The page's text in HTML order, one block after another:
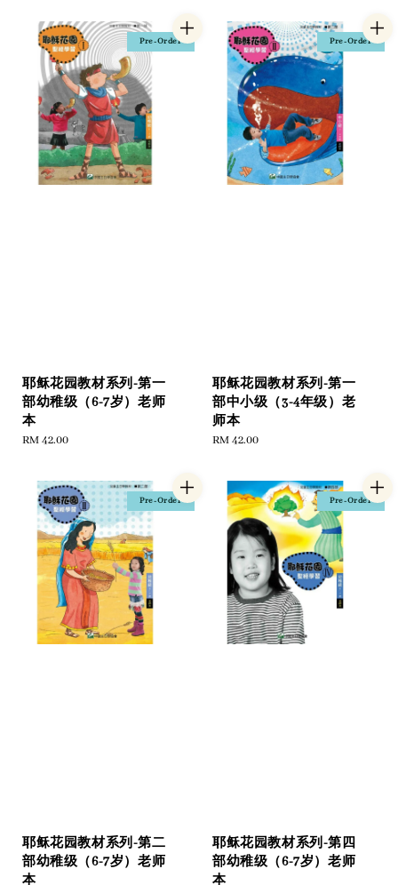
Pre-Order
耶稣花园教材系列-第一
部幼稚级（6-7岁）老师
本
Regular
RM 42.00
Pre-Order
耶稣花园教材系列-第一
部中小级（3-4年级）老
师本
Regular
RM 42.00
Pre-Order
耶稣花园教材系列-第二
部幼稚级（6-7岁）老师
本
Pre-Order
耶稣花园教材系列-第四
部幼稚级（6-7岁）老师
本